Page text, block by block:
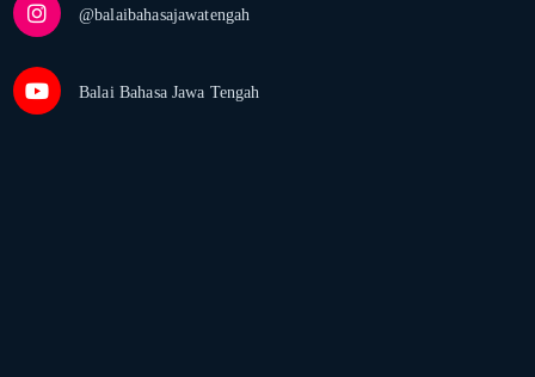
@balaibahasajawatengah
Balai Bahasa Jawa Tengah